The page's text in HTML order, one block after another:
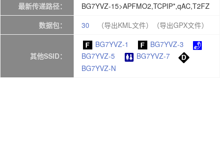
最新传递路径：
BG7YVZ-15>APFMO2,TCPIP*,qAC,T2FZ
数据包：
30 （导出KML文件） （导出GPX文件）
其他SSID：
BG7YVZ-1
BG7YVZ-3
BG7YVZ-5
BG7YVZ-7
BG7YVZ-N